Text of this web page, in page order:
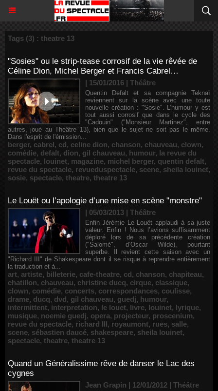
Tags (3) : theatre 13
"Sosies" ou le strip-tease corrosif de la vie rêvée de
Céline Dion, Michel Berger et Francis Cabrel…
| 15/01/2016 | Théâtre
Quentin Defalt et sa compagnie Teknaï
reviennent sur la scène avec une toute
nouvelle création : "Sosie". L’humour y est
tout aussi corrosif que dans le cycle des
"Cadouin" ("Monsieur Martinez", entre
autres, joué au Théâtre 13), bien que le sujet ne soit pas le même.
Dans l'esprit de l'émission...
berger, cabrel, cd, celine dion, chanson, chauveau, clown,
comédie, defalt, dion, gil chauveau, humour, la revue du
spectacle, louinet, magazine, michel berger, quentin defalt,
revue du spectacle, revueduspectacle, scene, sheila louinet,
sosie, spectacle, theatre, theatre 13
Le Louët ou l’apologie d’une mise en scène "monstre"
| 05/03/2013 | Théâtre
Enfin Jérémie Le Louët applaudi à sa juste
valeur. Enfin ! Nous l’avions suffisamment
déploré lors de sa précédente création
("Salomé", d’Oscar Wilde), pourtant
superbe. Il revient cette saison avec un
"Richard III" de Shakespeare dont il se risque à reprendre entièrement
la traduction et à...
art, artiste, billeterie, cafe-theatre, cd, chanson, chapiteau,
chatillon, chauveau, christine ducq, cirque, classique,
clown, comédie, concerts, correspondances, coulisse,
drame, ducq, dvd, gil chauveau, guedj, humour,
intermittent, interpretation, le louet, livre, louinet, lyrique,
musique, noemie guedj, opera, projecteur, proscenium,
revue du spectacle, richard III, royaumont, rues, salle,
scene, sébastien daucé, shakespeare, sheila louinet,
spectacle, theatre, theatre 13
Quand un Généralissime rêve de danser le Lac des
cygnes
Jean Grapin | 12/01/2012 | Théâtre